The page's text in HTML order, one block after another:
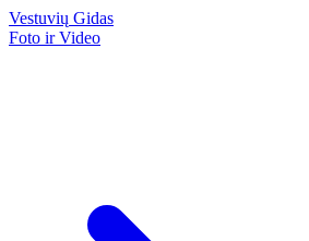
Vestuvių Gidas
Foto ir Video